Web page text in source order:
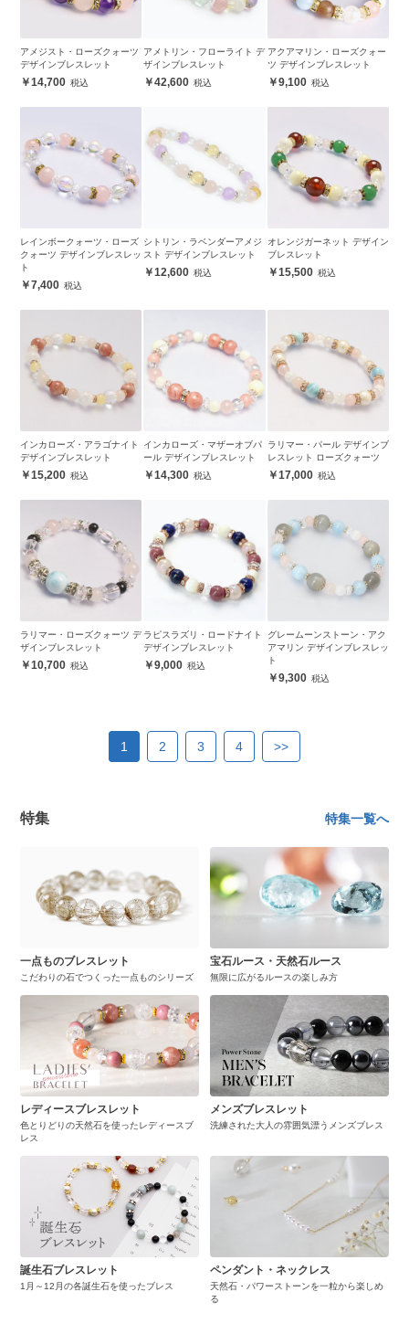
アメジスト・ローズクォーツ
デザインブレスレット
14,700
アメトリン・フローライト デ
ザインブレスレット
42,600
アクアマリン・ローズクォー
ツ デザインブレスレット
9,100
レインボークォーツ・ローズ
クォーツ デザインブレスレッ
ト
7,400
シトリン・ラベンダーアメジ
スト デザインブレスレット
12,600
オレンジガーネット デザイン
ブレスレット
15,500
インカローズ・アラゴナイト
デザインブレスレット
15,200
インカローズ・マザーオブパ
ール デザインブレスレット
14,300
ラリマー・パール デザインブ
レスレット ローズクォーツ
17,000
ラリマー・ローズクォーツ デ
ザインブレスレット
10,700
ラピスラズリ・ロードナイト
デザインブレスレット
9,000
グレームーンストーン・アク
アマリン デザインブレスレッ
ト
9,300
1 2 3 4 >>
特集 特集一覧へ
一点ものブレスレット
こだわりの石でつくった一点ものシリーズ
宝石ルース・天然石ルース
無限に広がるルースの楽しみ方
レディースブレスレット
色とりどりの天然石を使ったレディースブ
レス
メンズブレスレット
洗練された大人の雰囲気漂うメンズブレス
誕生石ブレスレット
1月～12月の各誕生石を使ったブレス
ペンダント・ネックレス
天然石・パワーストーンを一粒から楽しめ
る